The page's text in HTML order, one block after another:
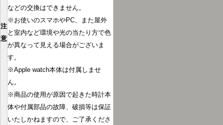
注
意
などの交換はできません。
※お使いのスマホやPC、また屋外
と室内など環境や光の当たり方で色
が異なって見える場合がございま
す。
※Apple watch本体は付属しませ
ん。
※商品の使用が原因で起きた時計本
体や付属部品の故障、破損等は保証
いたしかねますので、ご了承くださ